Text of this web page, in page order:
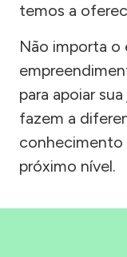
temos a
Não importa o
para apoiar
fazem a
conhecimento
próximo nível.